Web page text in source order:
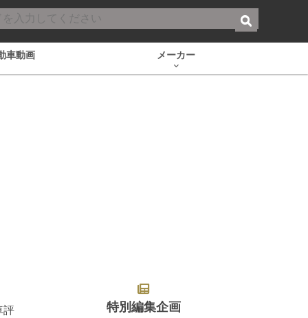
車動画 メーカー
評 特別編集企画